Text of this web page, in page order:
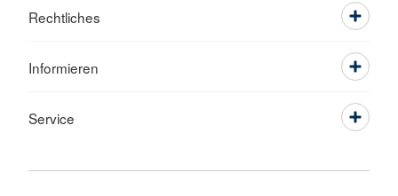
Rechtliches
Informieren
Service